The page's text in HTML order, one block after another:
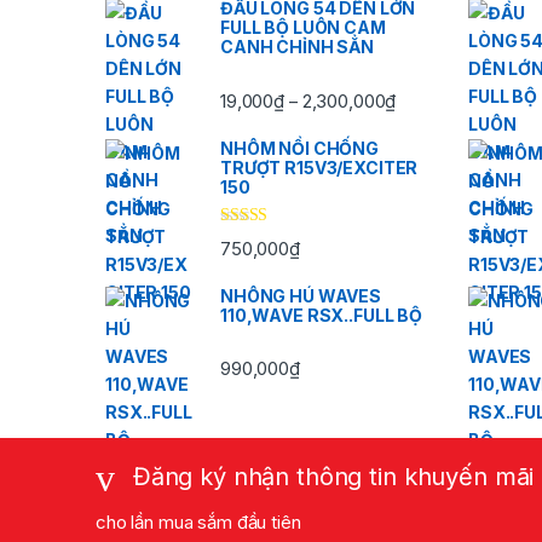
ĐẦU LÒNG 54 DÊN LỚN
FULL BỘ LUÔN CAM
CANH CHỈNH SẲN
19,000₫ – 2,300,000₫Khoảng giá: từ
NHÔM NỒI CHỐNG
TRƯỢT R15V3/EXCITER
150
Được xếp
hạng5.005
750,000₫
NHÔNG HÚ WAVES
110,WAVE RSX..FULL BỘ
990,000₫
Đăng ký nhận thông tin khuyến mãi
cho lần mua sắm đầu tiên